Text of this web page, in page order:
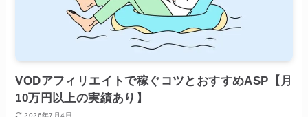
VODアフィリエイトで稼ぐコツとおすすめASP【月
10万円以上の実績あり】
2026年7月4日